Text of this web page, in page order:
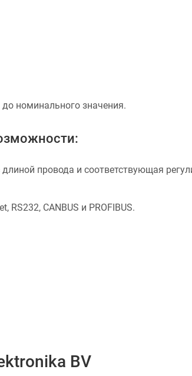
номинального значения.
провода и соответствующая
CANBUS и PROFIBUS.
BV